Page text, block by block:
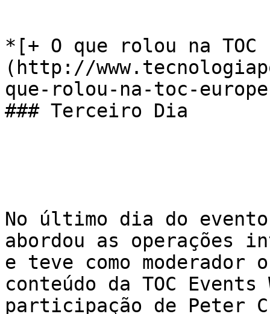
*[+ O que rolou na TOC
(http://
que-rolou-na-toc-
### Terceiro Dia
No último dia do
abordou as operações
e teve como
conteúdo da TOC
participação de Peter